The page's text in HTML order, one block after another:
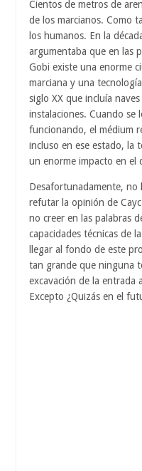
Cientos de metros de
de los marcianos. Como
los humanos. En la
argumentaba que en las
Gobi existe una enorme
marciana y una
siglo XX que incluía
instalaciones. Cuando se
funcionando, el médium
incluso en ese estado, la
un enorme impacto en el
Desafortunadamente, no
refutar la opinión de
no creer en las palabras
capacidades técnicas de
llegar al fondo de este
tan grande que ninguna
excavación de la entrada
Excepto ¿Quizás en el